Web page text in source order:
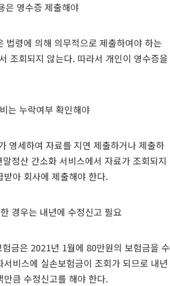
은 영수증 제출해야
법령에 의해 의무적으로 제출하여야 하는
조회되지 않는다. 따라서 개인이 영수증을
는 누락여부 확인해야
영세하여 자료를 지연 제출하거나 제출하
정산 간소화 서비스에서 자료가 조회되지
아 회사에 제출해야 한다.
경우는 내년에 수정신고 필요
금은 2021년 1월에 80만원의 보험금을 수
비스에 실손보험금이 조회가 되므로 내년
큼 수정신고를 해야 한다.